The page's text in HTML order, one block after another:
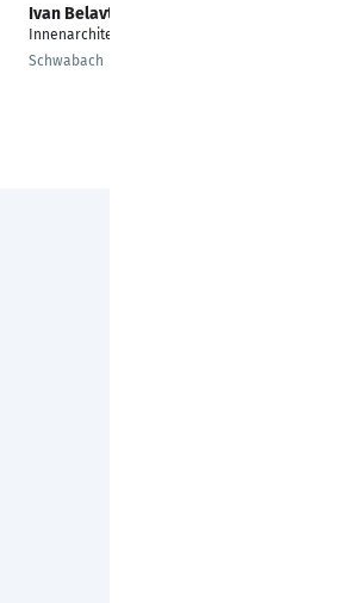
Ivan Belavtsev
Innenarchitekt
Schwabach